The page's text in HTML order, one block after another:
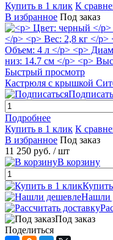
Купить в 1 клик К
В избранное Под заказ
Быстрый просмотр
Кастрюля с крышкой
Подробнее
Купить в 1 клик К
В избранное Под заказ
11 250 руб. / шт
В корзину
Нашли
Под заказ
Поделиться